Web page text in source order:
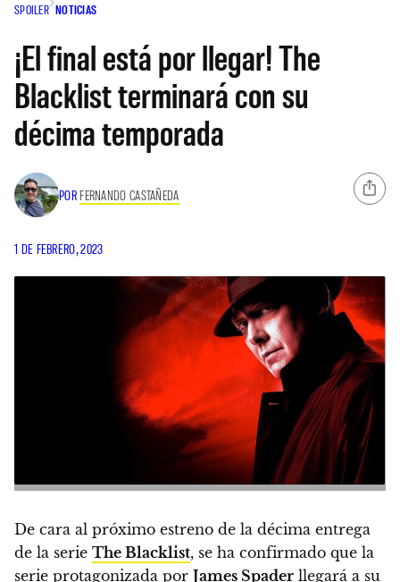
SPOILER NOTICIAS
¡El final está por llegar! The
Blacklist terminará con su
décima temporada
POR FERNANDO CASTAÑEDA
1 DE FEBRERO, 2023
De cara al próximo estreno de la décima entrega
de la serie The Blacklist, se ha confirmado que la
serie protagonizada por James Spader llegará a su